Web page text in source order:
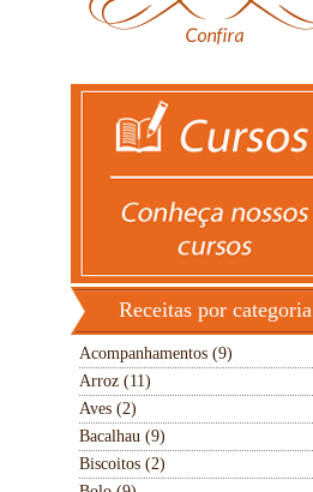
Receitas por categoria
Acompanhamentos (9)
Arroz (11)
Aves (2)
Bacalhau (9)
Biscoitos (2)